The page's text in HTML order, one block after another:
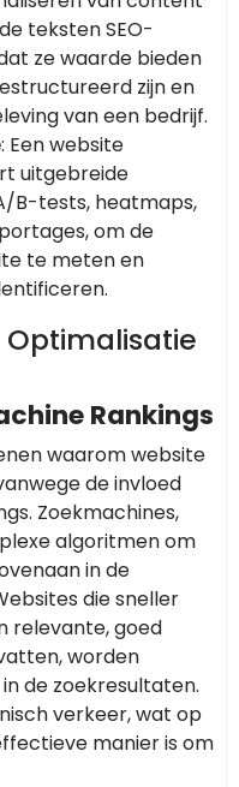
teksten SEO-
ze waarde bieden
zijn en
van een bedrijf.
: Een website
uitgebreide
B-tests, heatmaps,
om de
te meten en
Optimalisatie
Rankings
waarom website
de invloed
Zoekmachines,
algoritmen om
in de
die sneller
relevante, goed
worden
de zoekresultaten.
verkeer, wat op
manier is om